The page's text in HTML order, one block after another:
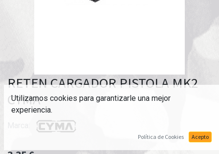
RETEN CARGADOR PISTOLA MK2
CYMA
Utilizamos cookies para garantizarle una mejor
experiencia.
Política de Cookies Acepto